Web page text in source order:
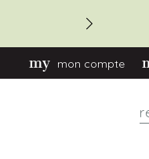
mon compte